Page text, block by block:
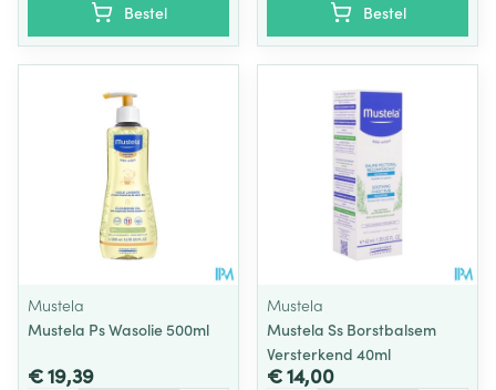
Bestel Bestel
Mustela
Mustela Ps Wasolie 500ml
€ 19,39
Mustela
Mustela Ss Borstbalsem
Versterkend 40ml
€ 14,00